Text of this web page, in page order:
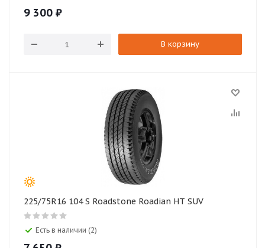
9 300 ₽
В корзину
225/75R16 104 S Roadstone Roadian HT SUV
Есть в наличии (2)